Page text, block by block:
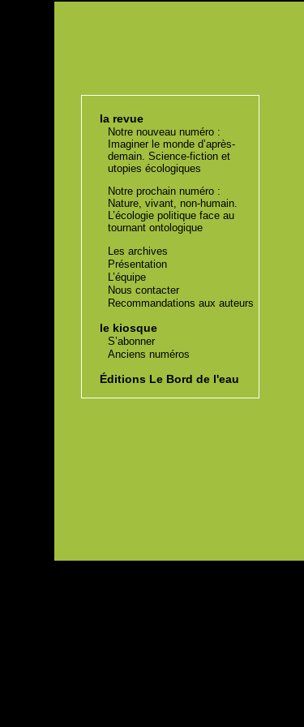
la revue
Notre nouveau numéro :
Imaginer le monde d’après-
demain. Science-fiction et
utopies écologiques
Notre prochain numéro :
Nature, vivant, non-humain.
L’écologie politique face au
tournant ontologique
Les archives
Présentation
L’équipe
Nous contacter
Recommandations aux auteurs
le kiosque
S’abonner
Anciens numéros
Éditions Le Bord de l'eau